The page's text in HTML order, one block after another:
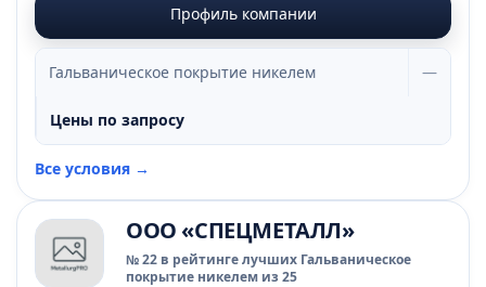
Профиль компании
Гальваническое покрытие никелем —
Цены по запросу
Все условия →
ООО «СПЕЦМЕТАЛЛ»
№ 22 в рейтинге лучших Гальваническое
покрытие никелем из 25